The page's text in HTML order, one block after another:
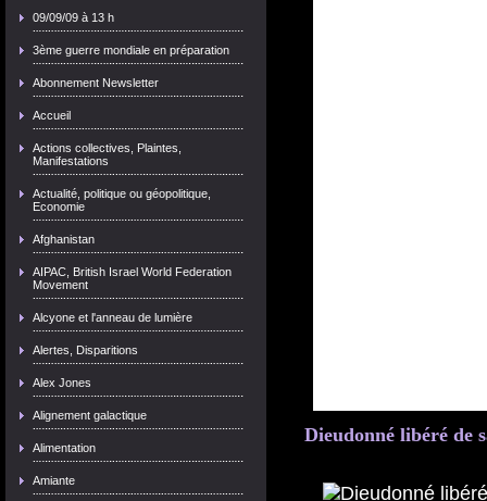
09/09/09 à 13 h
3ème guerre mondiale en préparation
Abonnement Newsletter
Accueil
Actions collectives, Plaintes,
Manifestations
Actualité, politique ou géopolitique,
Economie
Afghanistan
AIPAC, British Israel World Federation
Movement
Alcyone et l'anneau de lumière
Alertes, Disparitions
Alex Jones
Alignement galactique
Alimentation
Amiante
Dieudonné libéré de